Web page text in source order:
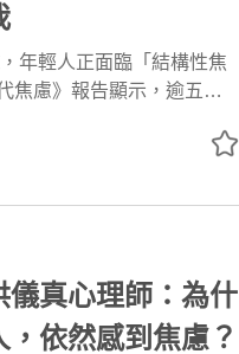
年輕人正面臨「結構性焦
焦慮》報告顯示，逾五成
學生是焦慮感最明顯的族
儀真心理師：為什
依然感到焦慮？